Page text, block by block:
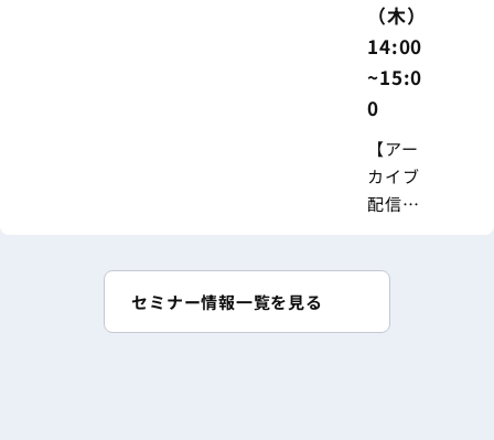
（木）
14:00
~15:0
0
【アー
カイブ
配信
セミナー情報一覧を見る